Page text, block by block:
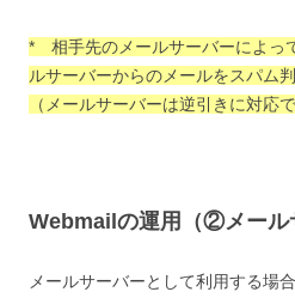
* 相手先のメールサーバーによっ
ルサーバーからのメールをスパム
（メールサーバーは逆引きに対応
Webmailの運用（②メール
メールサーバーとして利用する場